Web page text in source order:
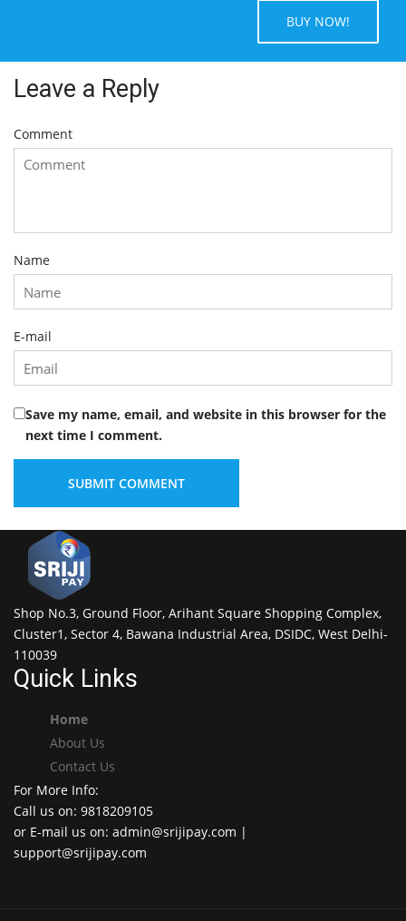
BUY NOW!
Leave a Reply
Comment
Name
E-mail
Save my name, email, and website in this browser for the
next time I comment.
Shop No.3, Ground Floor, Arihant Square Shopping Complex,
Cluster1, Sector 4, Bawana Industrial Area, DSIDC, West Delhi-
110039
Quick Links
Home
About Us
Contact Us
For More Info:
Call us on: 9818209105
or E-mail us on: admin@srijipay.com |
support@srijipay.com